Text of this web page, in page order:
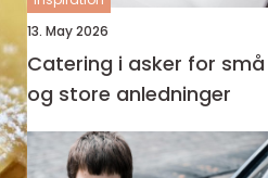
13. May 2026
Catering i asker for små
og store anledninger